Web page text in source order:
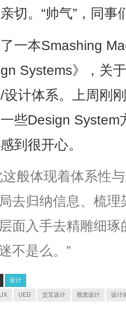
切。“帅气”，同事
一本Smashing
Systems》，关
设计体系。上周刚
些Design System
到很开心。
这般体现着体系性
去归纳信息、梳
面入手去精雕细
不是么。”
设计
UX UED 交互设计 视觉设计 设计